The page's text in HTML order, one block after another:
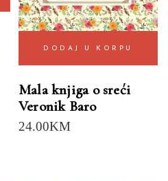
DODAJ U KORPU
Mala knjiga o sreći
Veronik Baro
24.00KM